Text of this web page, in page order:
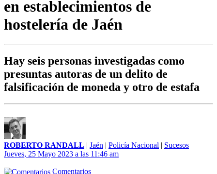
en establecimientos de
hostelería de Jaén
Hay seis personas investigadas como
presuntas autoras de un delito de
falsificación de moneda y otro de estafa
ROBERTO RANDALL | Jaén | Policía Nacional | Sucesos
Jueves, 25 Mayo 2023 a las 11:46 am
Comentarios